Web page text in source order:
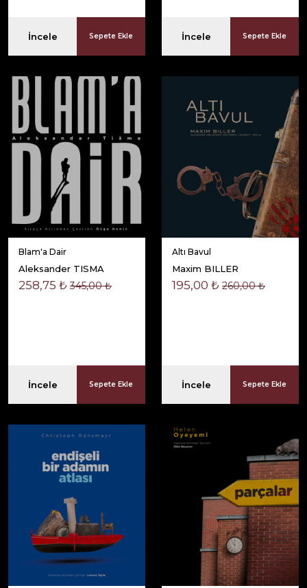
İncele Sepete Ekle İncele Sepete Ekle
Blam'a Dair
Aleksander TISMA
258,75 ₺ 345,00 ₺
İncele Sepete Ekle
Altı Bavul
Maxim BILLER
195,00 ₺ 260,00 ₺
İncele Sepete Ekle